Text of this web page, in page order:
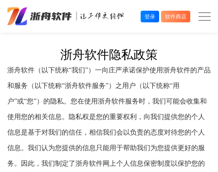
多媒体处理
系统工具
在线应用
登录 软件商店
浙舟软件隐私政策
浙舟软件（以下统称“我们”）一向庄严承诺保护使用浙舟软件的产品
和服务（以下统称“浙舟软件服务”）之用户（以下统称“用
户”或“您”）的隐私。您在使用浙舟软件服务时，我们可能会收集和
使用您的相关信息。隐私权是您的重要权利，向我们提供您的个人
信息是基于对我们的信任，相信我们会以负责的态度对待您的个人
信息。我们认为您提供的信息只能用于帮助我们为您提供更好的服
务。因此，我们制定了浙舟软件网上个人信息保密制度以保护您的